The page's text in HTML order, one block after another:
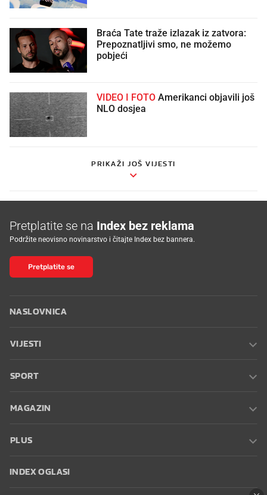
Braća Tate traže izlazak iz zatvora:
Prepoznatljivi smo, ne možemo
pobjeći
VIDEO I FOTO
NLO dosjea
PRIKAŽI JOŠ VIJESTI
Pretplatite se na Index bez reklama
Podržite neovisno novinarstvo i čitajte Index bez bannera.
Pretplatite se
NASLOVNICA
VIJESTI
SPORT
MAGAZIN
PLUS
INDEX OGLASI